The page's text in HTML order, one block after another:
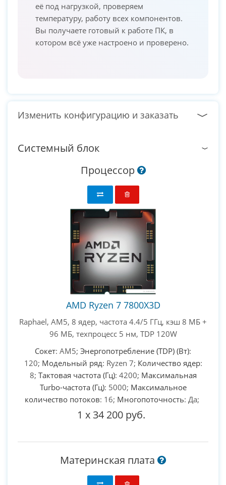
её под нагрузкой, проверяем
температуру, работу всех компонентов.
Вы получаете готовый к работе ПК, в
котором всё уже настроено и проверено.
Изменить конфигурацию и заказать
Системный блок
Процессор
AMD Ryzen 7 7800X3D
Raphael, AM5, 8 ядер, частота 4.4/5 ГГц, кэш 8 МБ +
96 МБ, техпроцесс 5 нм, TDP 120W
Сокет: AM5; Энергопотребление (TDP) (Вт):
120; Модельный ряд: Ryzen 7; Количество ядер:
8; Тактовая частота (Гц): 4200; Максимальная
Turbo-частота (Гц): 5000; Максимальное
количество потоков: 16; Многопоточность: Да;
1 x 34 200 руб.
Материнская плата